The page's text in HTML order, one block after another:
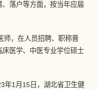
落户等方面，按当年应届
师，在人员招聘、职称晋
医学、中医专业学位硕士
年1月15日，湖北省卫生健